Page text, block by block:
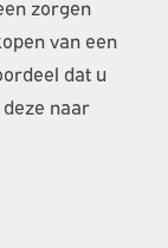
zorgen
van een
dat u
naar